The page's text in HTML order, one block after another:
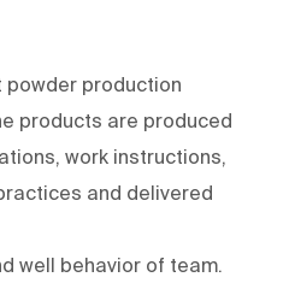
powder production
products are produced
work instructions,
and delivered
well behavior of team.